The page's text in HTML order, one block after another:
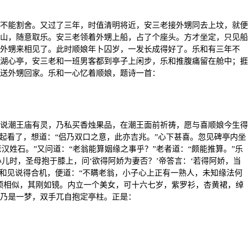
能割舍。又过了三年，时值清明将近，安三老接外甥同去上坟，就便
，随意取乐。安三老领着外甥上船，占了个座头。方才坐定，只见船
甥来相见了。此时顺娘年卜囚岁，一发长成得好了。乐和有三年不
心亭，安三老和一班男客都到亭子上闲步，乐和推腹痛留在舱中；捱
外甥回家。乐和一心忆着顺娘，题诗一首：
潮王庙有灵，乃私买香烛果品，在潮王面前祈祷，愿与喜顺娘今生得
了，想道：“侣乃双口之意，此亦吉兆。”心下甚喜。忽见碑亭内坐
姓石。”又问道：“老翁能算姻缘之事乎？”老者道：“颇能推算。”乐
，圣母抱于膝上，问‘欲得阿娇为妻否？’帝答言：‘若得阿娇，当
见说得合机，便道：“不瞒老翁，小子心上正有一熟人，未知缘法何
似，其刚如镜。内立一个美女，可十六七岁，紫罗衫，杏黄裙，绰
是一梦，双手兀自抱定亭柱。正是：